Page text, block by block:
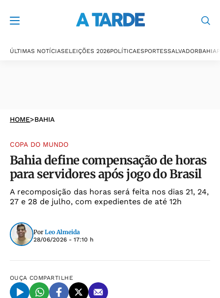
ÚLTIMAS NOTÍCIASELEIÇÕES 2026POLÍTICAESPORTESSALVADORBAHIA
HOME>BAHIA
COPA DO MUNDO
Bahia define compensação de horas
para servidores após jogo do Brasil
A recomposição das horas será feita nos dias 21, 24,
27 e 28 de julho, com expedientes de até 12h
Por Leo Almeida
28/06/2026 - 17:10 h
OUÇA COMPARTILHE